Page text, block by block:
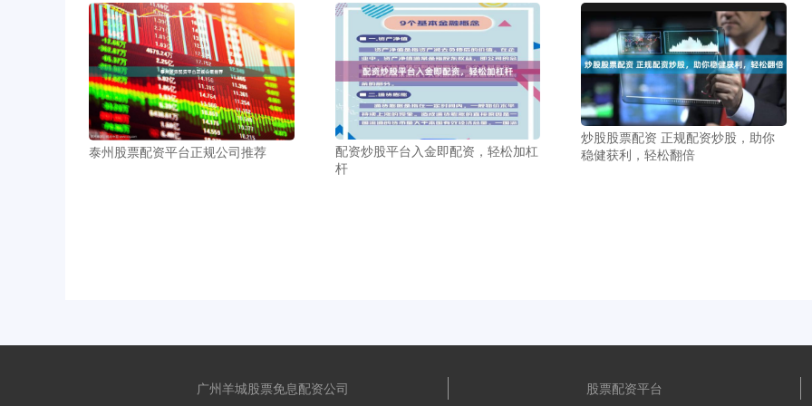
泰州股票配资平台正规公司推荐
配资炒股平台入金即配资，轻松加杠
杆
炒股股票配资 正规配资炒股，助你
稳健获利，轻松翻倍
广州羊城股票免息配资公司 股票配资平台